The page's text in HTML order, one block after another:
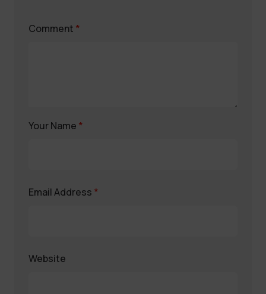
Comment *
Your Name *
Email Address *
Website